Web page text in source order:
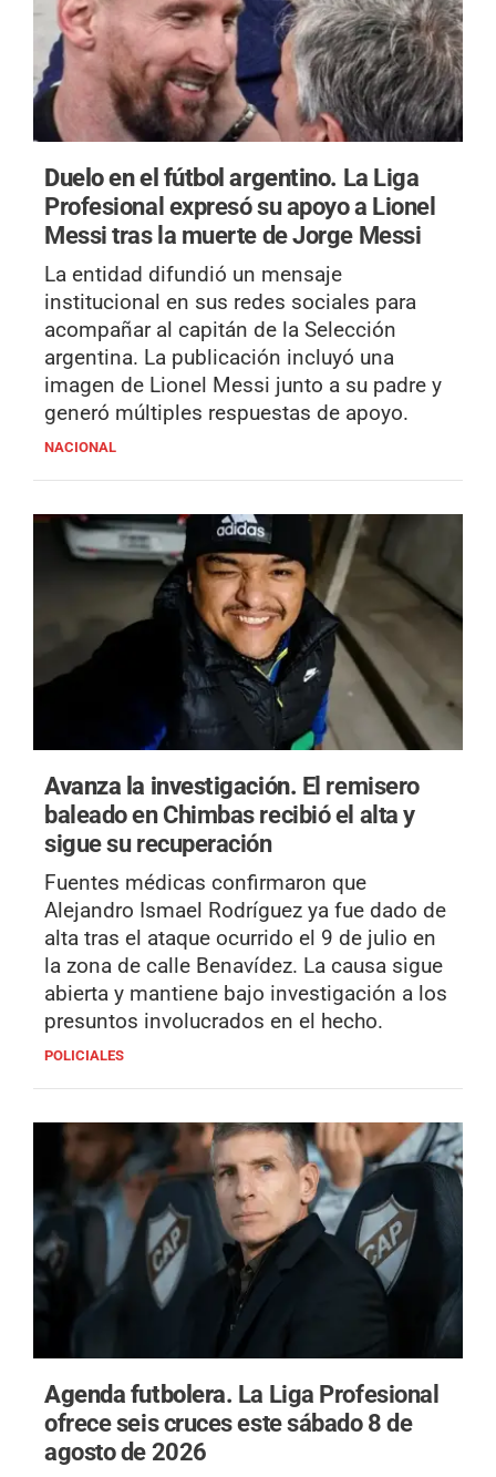
Duelo en el fútbol argentino. La Liga
Profesional expresó su apoyo a Lionel
Messi tras la muerte de Jorge Messi
La entidad difundió un mensaje
institucional en sus redes sociales para
acompañar al capitán de la Selección
argentina. La publicación incluyó una
imagen de Lionel Messi junto a su padre y
generó múltiples respuestas de apoyo.
NACIONAL
Avanza la investigación. El remisero
baleado en Chimbas recibió el alta y
sigue su recuperación
Fuentes médicas confirmaron que
Alejandro Ismael Rodríguez ya fue dado de
alta tras el ataque ocurrido el 9 de julio en
la zona de calle Benavídez. La causa sigue
abierta y mantiene bajo investigación a los
presuntos involucrados en el hecho.
POLICIALES
Agenda futbolera. La Liga Profesional
ofrece seis cruces este sábado 8 de
agosto de 2026